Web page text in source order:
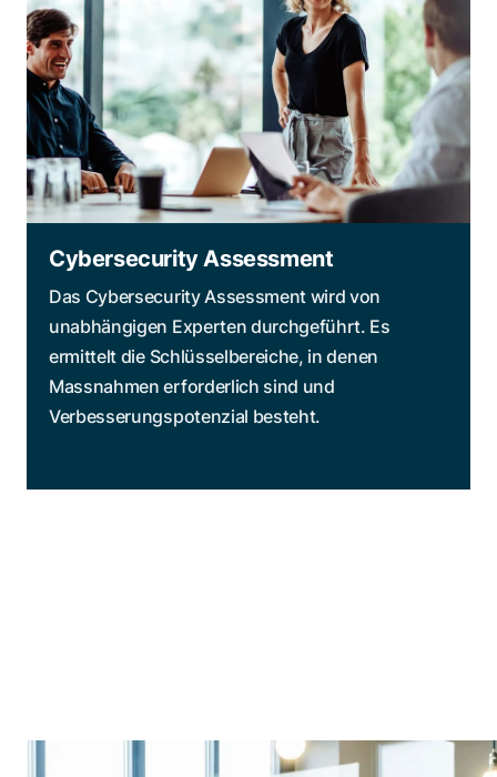
Cybersecurity Assessment
Das Cybersecurity Assessment wird von
unabhängigen Experten durchgeführt. Es
ermittelt die Schlüsselbereiche, in denen
Massnahmen erforderlich sind und
Verbesserungspotenzial besteht.